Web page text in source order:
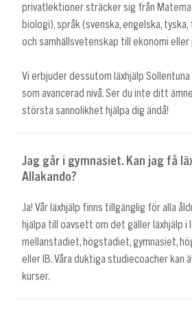
privatlektioner sträcker sig från
biologi), språk (svenska, engelska, tyska,
och samhällsvetenskap till ekonomi eller
Vi erbjuder dessutom läxhjälp Sollentuna
som avancerad nivå. Ser du inte ditt
största sannolikhet hjälpa dig ändå!
Jag går i gymnasiet. Kan jag få
Allakando?
Ja! Vår läxhjälp finns tillgänglig för alla
hjälpa till oavsett om det gäller läxhjälp i
mellanstadiet, högstadiet, gymnasiet,
eller IB. Våra duktiga studiecoacher kan
kurser.